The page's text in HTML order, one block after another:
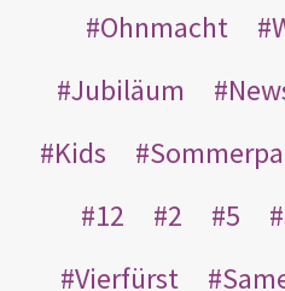
Ohnmacht
Jubiläum
Kids
12
2 5
Vierfürst